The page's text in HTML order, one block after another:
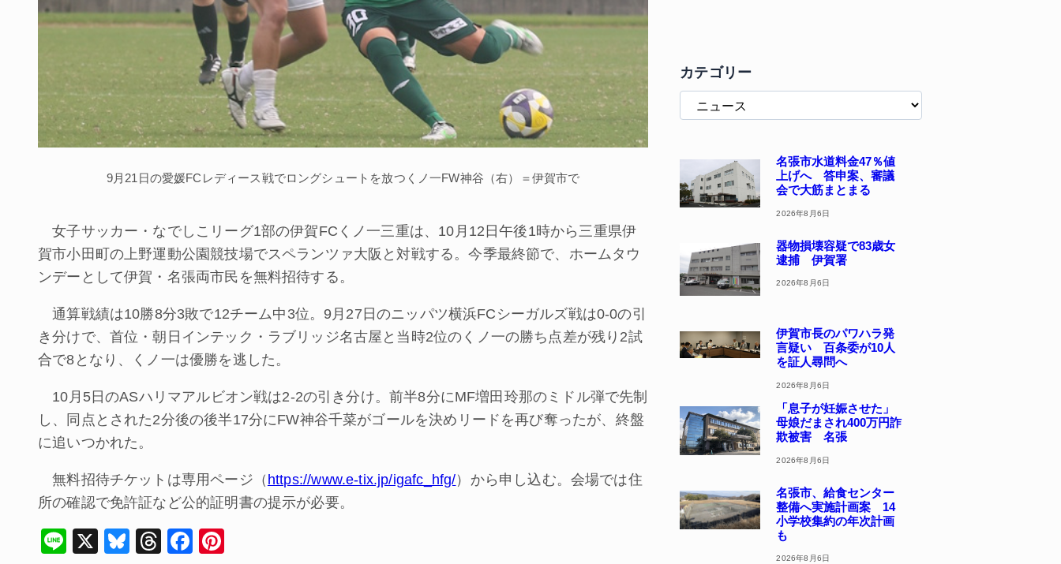
9月21日の愛媛FCレディース戦でロングシュートを放つくノ一FW神谷（右）＝伊賀市で
女子サッカー・なでしこリーグ1部の伊賀FCくノ一三重は、10月12日午後1時から三重県伊
賀市小田町の上野運動公園競技場でスペランツァ大阪と対戦する。今季最終節で、ホームタウ
ンデーとして伊賀・名張両市民を無料招待する。
通算戦績は10勝8分3敗で12チーム中3位。9月27日のニッパツ横浜FCシーガルズ戦は0‐0の引
き分けで、首位・朝日インテック・ラブリッジ名古屋と当時2位のくノ一の勝ち点差が残り2試
合で8となり、くノ一は優勝を逃した。
10月5日のASハリマアルビオン戦は2‐2の引き分け。前半8分にMF増田玲那のミドル弾で先制
し、同点とされた2分後の後半17分にFW神谷千菜がゴールを決めリードを再び奪ったが、終盤
に追いつかれた。
無料招待チケットは専用ページ（ https://www.e-tix.jp/igafc_hfg/）から申し込む。会場では住
所の確認で免許証など公的証明書の提示が必要。
Li
X
Bl
T
F
カテゴリー
名張市水道料金47％値
上げへ 答申案、審議
会で大筋まとまる
2026年8月6日
器物損壊容疑で83歳女
逮捕 伊賀署
2026年8月6日
伊賀市長のパワハラ発
言疑い 百条委が10人
を証人尋問へ
2026年8月6日
「息子が妊娠させた」
母娘だまされ400万円詐
欺被害 名張
2026年8月6日
名張市、給食センター
整備へ実施計画案 14
小学校集約の年次計画
も
2026年8月6日